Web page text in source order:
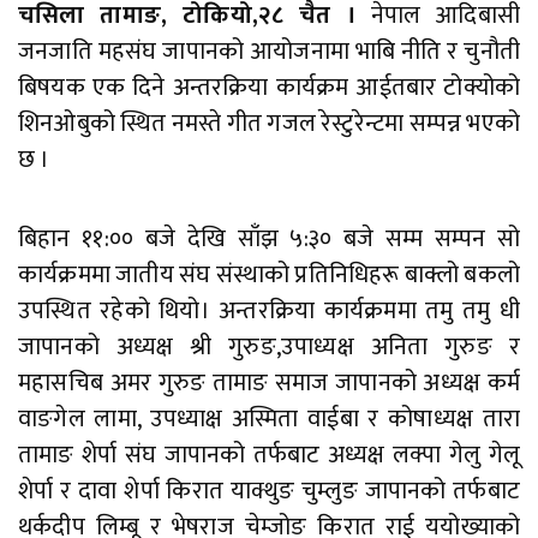
चसिला तामाङ, टोकियो,२८ चैत । नेपाल आदिबासी
जनजाति महसंघ जापानको आयोजनामा भाबि नीति र चुनौती
बिषयक एक दिने अन्तरक्रिया कार्यक्रम आईतबार टोक्योको
शिनओबुको स्थित नमस्ते गीत गजल रेस्टुरेन्टमा सम्पन्न भएको
छ ।
बिहान ११:०० बजे देखि साँझ ५:३० बजे सम्म सम्पन सो
कार्यक्रममा जातीय संघ संस्थाको प्रतिनिधिहरू बाक्लो बकलो
उपस्थित रहेको थियो। अन्तरक्रिया कार्यक्रममा तमु तमु धी
जापानको अध्यक्ष श्री गुरुङ,उपाध्यक्ष अनिता गुरुङ र
महासचिब अमर गुरुङ तामाङ समाज जापानको अध्यक्ष कर्म
वाङगेल लामा, उपध्याक्ष अस्मिता वाईबा र कोषाध्यक्ष तारा
तामाङ शेर्पा संघ जापानको तर्फबाट अध्यक्ष लक्पा गेलु गेलू
शेर्पा र दावा शेर्पा किरात याक्थुङ चुम्लुङ जापानको तर्फबाट
थर्कदीप लिम्बू र भेषराज चेम्जोङ किरात राई ययोख्याको